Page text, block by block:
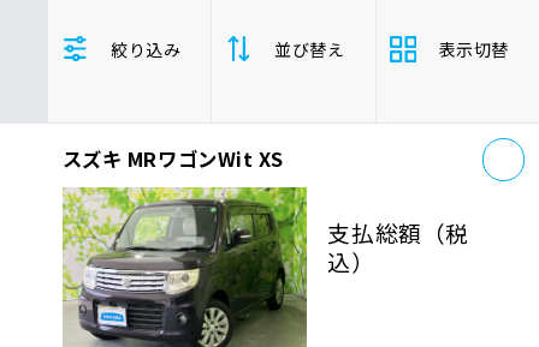
品質管理とサポート体制
お問い合わせ
企業情報
ホンダ
マツダ
ミツビシ
MRワゴンWit
絞り込み 並び替え
支払総
額
高
年式 新しい順
走行距
離
少ない順
表示切替
スズキ MRワゴンWit XS
支払総額 （税
込）